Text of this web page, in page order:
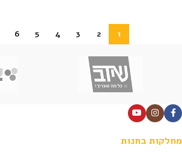
1
2
3
4
5
6
מחלקות בחנות